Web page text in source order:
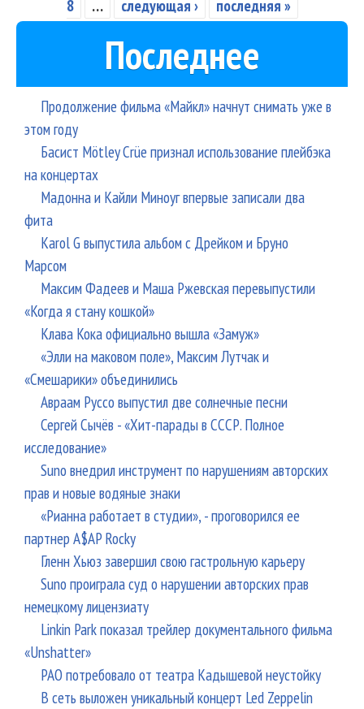
8 … следующая › последняя »
Последнее
Продолжение фильма «Майкл» начнут снимать уже в
этом году
Басист Mötley Crüe признал использование плейбэка
на концертах
Мадонна и Кайли Миноуг впервые записали два
фита
Karol G выпустила альбом с Дрейком и Бруно
Марсом
Максим Фадеев и Маша Ржевская перевыпустили
«Когда я стану кошкой»
Клава Кока официально вышла «Замуж»
«Элли на маковом поле», Максим Лутчак и
«Смешарики» объединились
Авраам Руссо выпустил две солнечные песни
Сергей Сычёв - «Хит-парады в СССР. Полное
исследование»
Suno внедрил инструмент по нарушениям авторских
прав и новые водяные знаки
«Рианна работает в студии», - проговорился ее
партнер A$AP Rocky
Гленн Хьюз завершил свою гастрольную карьеру
Suno проиграла суд о нарушении авторских прав
немецкому лицензиату
Linkin Park показал трейлер документального фильма
«Unshatter»
РАО потребовало от театра Кадышевой неустойку
В сеть выложен уникальный концерт Led Zeppelin